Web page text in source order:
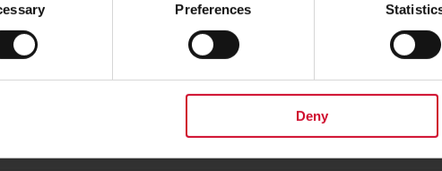
Preferences
Deny
Anbau wird im Teegarten Happy Valley, am Fuße des Himalaya-
aus. Empfohlene Zubereitung im Teeglas: 3-5 Minuten Brühzeit. Ein